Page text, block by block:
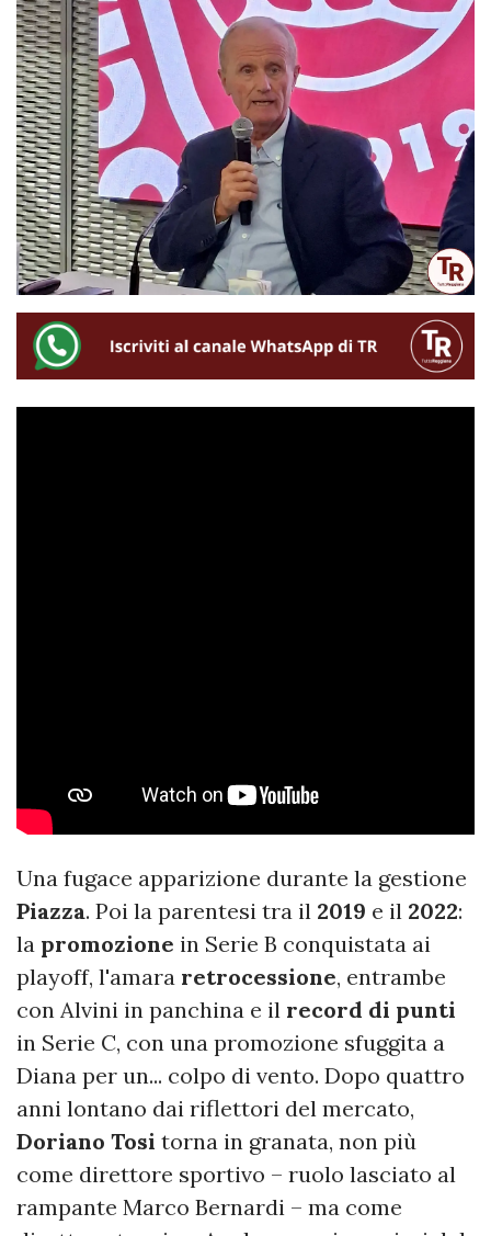
Una fugace apparizione durante la gestione
Piazza. Poi la parentesi tra il 2019 e il 2022:
la promozione in Serie B conquistata ai
playoff, l'amara retrocessione, entrambe
con Alvini in panchina e il record di punti
in Serie C, con una promozione sfuggita a
Diana per un... colpo di vento. Dopo quattro
anni lontano dai riflettori del mercato,
Doriano Tosi torna in granata, non più
come direttore sportivo – ruolo lasciato al
rampante Marco Bernardi – ma come